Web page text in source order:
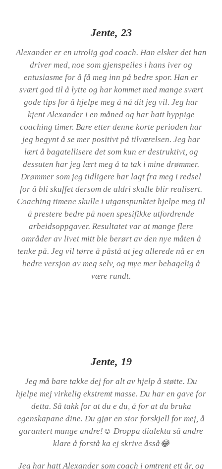
Jente, 23
Alexander er en utrolig god coach. Han elsker det han
driver med, noe som gjenspeiles i hans iver og
entusiasme for å få meg inn på bedre spor. Han er
svært god til å lytte og har kommet med mange svært
gode tips for å hjelpe meg å nå dit jeg vil. Jeg har
kjent Alexander i en måned og har hatt hyppige
coaching timer. Bare etter denne korte perioden har
jeg begynt å se mer positivt på tilværelsen. Jeg har
lært å bagatellisere det som kun er destruktivt, og
dessuten har jeg lært meg å ta tak i mine drømmer.
Drømmer som jeg tidligere har lagt fra meg i redsel
for å bli skuffet dersom de aldri skulle blir realisert.
Coaching timene skulle i utganspunktet hjelpe meg til
å prestere bedre på noen spesifikke utfordrende
arbeidsoppgaver. Resultatet var at mange flere
områder av livet mitt ble berørt av den nye måten å
tenke på. Jeg vil tørre å påstå at jeg allerede nå er en
bedre versjon av meg selv, og mye mer behagelig å
være rundt.
Jente, 19
Jeg må bare takke dej for alt av hjelp å støtte. Du
hjelpe mej virkelig ekstremt masse. Du har en gave for
detta. Så takk for at du e du, å for at du bruka
egenskapane dine. Du gjør en stor forskjell for mej, å
garantert mange andre!☺️ Droppa dialekta så andre
klare å forstå ka ej skrive åsså😂
Jeg har hatt Alexander som coach i omtrent ett år, og